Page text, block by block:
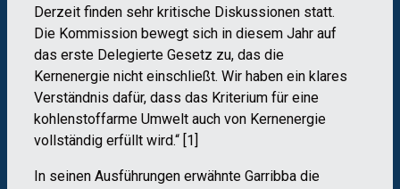
Derzeit finden sehr kritische Diskussionen statt.
Die Kommission bewegt sich in diesem Jahr auf
das erste Delegierte Gesetz zu, das die
Kernenergie nicht einschließt. Wir haben ein klares
Verständnis dafür, dass das Kriterium für eine
kohlenstoffarme Umwelt auch von Kernenergie
vollständig erfüllt wird.“ [1]
In seinen Ausführungen erwähnte Garribba die